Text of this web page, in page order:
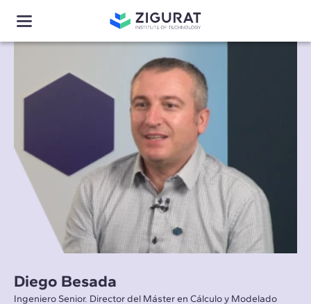
Diego Besada
Ingeniero Senior. Director del Máster en Cálculo y Modelado